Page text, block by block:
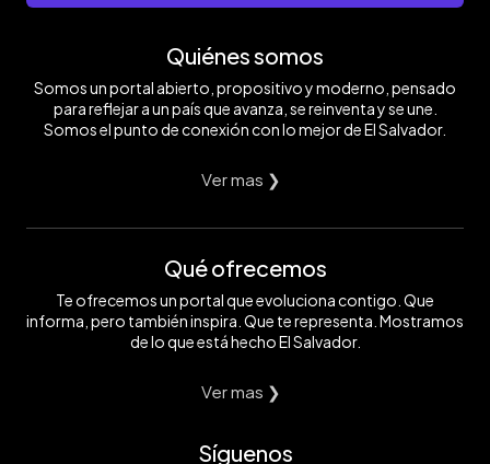
Quiénes somos
Somos un portal abierto, propositivo y moderno, pensado
para reflejar a un país que avanza, se reinventa y se une.
Somos el punto de conexión con lo mejor de El Salvador.
Ver mas ❯
Qué ofrecemos
Te ofrecemos un portal que evoluciona contigo. Que
informa, pero también inspira. Que te representa. Mostramos
de lo que está hecho El Salvador.
Ver mas ❯
Síguenos